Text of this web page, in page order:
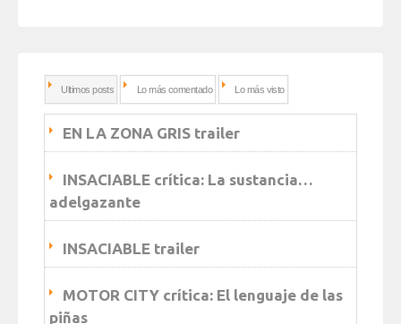
Ultimos posts Lo más comentado Lo más visto
EN LA ZONA GRIS trailer
INSACIABLE crítica: La sustancia…
adelgazante
INSACIABLE trailer
MOTOR CITY crítica: El lenguaje de las
piñas